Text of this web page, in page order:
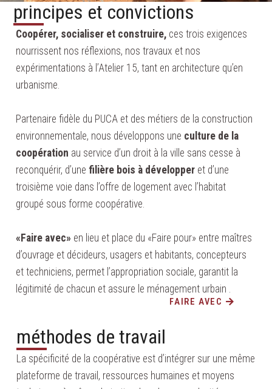
principes et convictions
Coopérer, socialiser et construire, ces trois exigences
nourrissent nos réflexions, nos travaux et nos
expérimentations à l’Atelier 15, tant en architecture qu’en
urbanisme.
Partenaire fidèle du PUCA et des métiers de la construction
environnementale, nous développons une culture de la
coopération au service d’un droit à la ville sans cesse à
reconquérir, d’une filière bois à développeret d’une
troisième voie dans l’offre de logement avec l’habitat
groupé sous forme coopérative.
«Faire avec» en lieu et place du «Faire pour» entre maîtres
d’ouvrage et décideurs, usagers et habitants, concepteurs
et techniciens, permet l’appropriation sociale, garantit la
légitimité de chacun et assure le ménagement urbain .
FAIRE AVEC
méthodes de travail
La spécificité de la coopérative est d’intégrer sur une même
plateforme de travail, ressources humaines et moyens